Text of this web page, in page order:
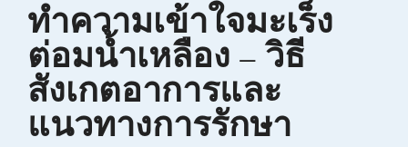
ทำความเข้าใจมะเร็ง
ต่อมน้ำเหลือง – วิธี
สังเกตอาการและ
แนวทางการรักษา